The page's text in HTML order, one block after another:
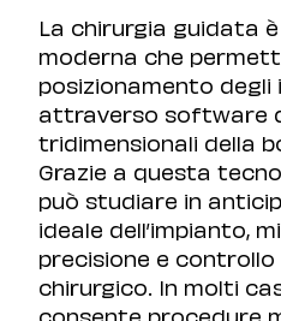
La chirurgia guidata
moderna che
posizionamento
attraverso software
tridimensionali della
Grazie a questa
può studiare in
ideale dell’impianto,
precisione e
chirurgico. In molti
consente procedure